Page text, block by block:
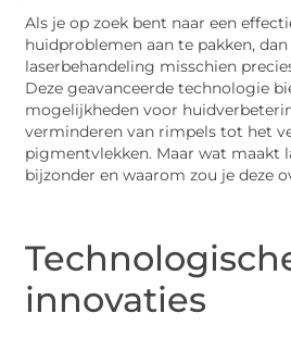
Als je op zoek bent naar een
huidproblemen aan te pakken, dan
laserbehandeling misschien
Deze geavanceerde technologie
mogelijkheden voor
verminderen van rimpels tot het
pigmentvlekken. Maar wat maakt
bijzonder en waarom zou je deze
innovaties